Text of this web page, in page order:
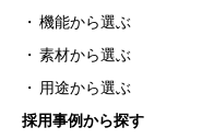
機能から選ぶ
素材から選ぶ
用途から選ぶ
採用事例から探す